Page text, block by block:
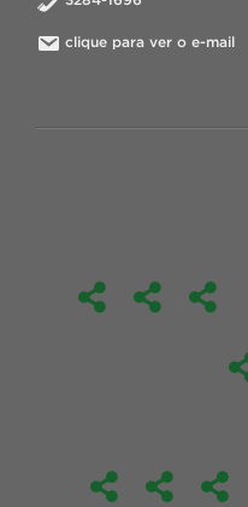
clique para ver o e-mail